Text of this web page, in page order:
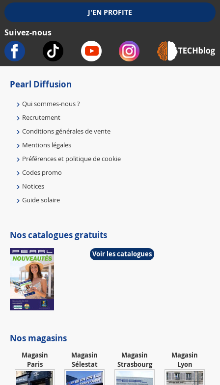
Suivez-nous
Pearl Diffusion
Qui sommes-nous ?
Recrutement
Conditions générales de vente
Mentions légales
Préférences et politique de cookie
Codes promo
Notices
Guide solaire
Nos catalogues gratuits
Voir les catalogues
Nos magasins
Magasin
Paris
Magasin
Sélestat
Magasin
Strasbourg
Magasin
Lyon